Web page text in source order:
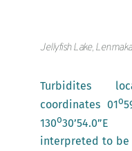
Jellyfish Lake,
Turbidites
coordinates 01o
130o
interpreted to be